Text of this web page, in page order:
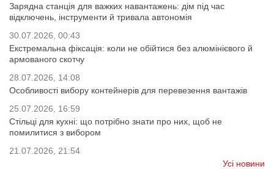
Зарядна станція для важких навантажень: дім під час
відключень, інструменти й тривала автономія
30.07.2026, 00:43
Екстремальна фіксація: коли не обійтися без алюмінієвого й
армованого скотчу
28.07.2026, 14:08
Особливості вибору контейнерів для перевезення вантажів
25.07.2026, 16:59
Стільці для кухні: що потрібно знати про них, щоб не
помилитися з вибором
21.07.2026, 21:54
Усі новини